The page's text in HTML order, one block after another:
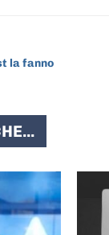
la fanno